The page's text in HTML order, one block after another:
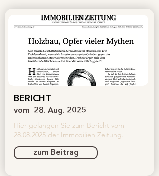
BERICHT
vom 28. Aug. 2025
Hier gelangen Sie zum Bericht vom
28.08.2025 der Immobilien Zeitung.
zum Beitrag